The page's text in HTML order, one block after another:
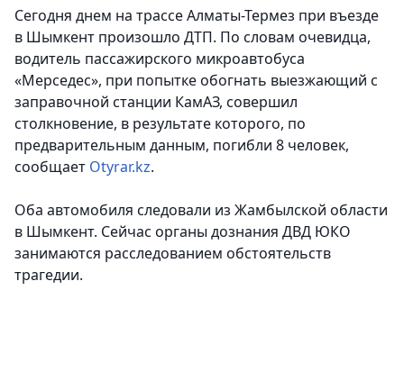
Сегодня днем на трассе Алматы-Термез при въезде
в Шымкент произошло ДТП. По словам очевидца,
водитель пассажирского микроавтобуса
«Мерседес», при попытке обогнать выезжающий с
заправочной станции КамАЗ, совершил
столкновение, в результате которого, по
предварительным данным, погибли 8 человек,
сообщает Otyrar.kz.
Оба автомобиля следовали из Жамбылской области
в Шымкент. Сейчас органы дознания ДВД ЮКО
занимаются расследованием обстоятельств
трагедии.